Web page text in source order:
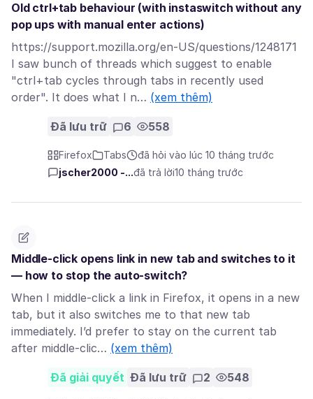
Old ctrl+tab behaviour (with instaswitch without any
pop ups with manual enter actions)
https://support.mozilla.org/en-US/questions/1248171
I saw bunch of threads which suggest to enable
"ctrl+tab cycles through tabs in recently used
order". It does what I n… (xem thêm)
Đã lưu trữ 6 558
Firefox Tabs
đã hỏi vào lúc 10 tháng trước
jscher2000 -...đã trả lời10 tháng trước
Middle-click opens link in new tab and switches to it
— how to stop the auto-switch?
When I middle-click a link in Firefox, it opens in a new
tab, but it also switches me to that new tab
immediately. I’d prefer to stay on the current tab
after middle-clic… (xem thêm)
Đã giải quyết Đã lưu trữ 2 548